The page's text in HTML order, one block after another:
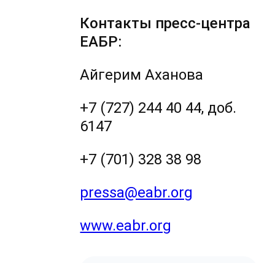
Контакты пресс-центра
ЕАБР:
Айгерим Аханова
+7 (727) 244 40 44, доб.
6147
+7 (701) 328 38 98
pressa@eabr.org
www.eabr.org